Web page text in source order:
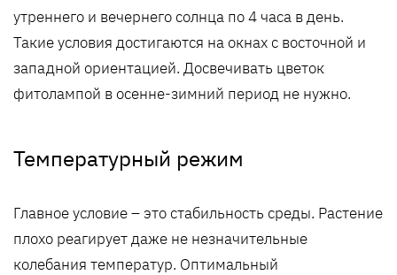
утреннего и вечернего солнца по 4 часа в день.
Такие условия достигаются на окнах с восточной и
западной ориентацией. Досвечивать цветок
фитолампой в осенне-зимний период не нужно.
Температурный режим
Главное условие – это стабильность среды. Растение
плохо реагирует даже не незначительные
колебания температур. Оптимальный